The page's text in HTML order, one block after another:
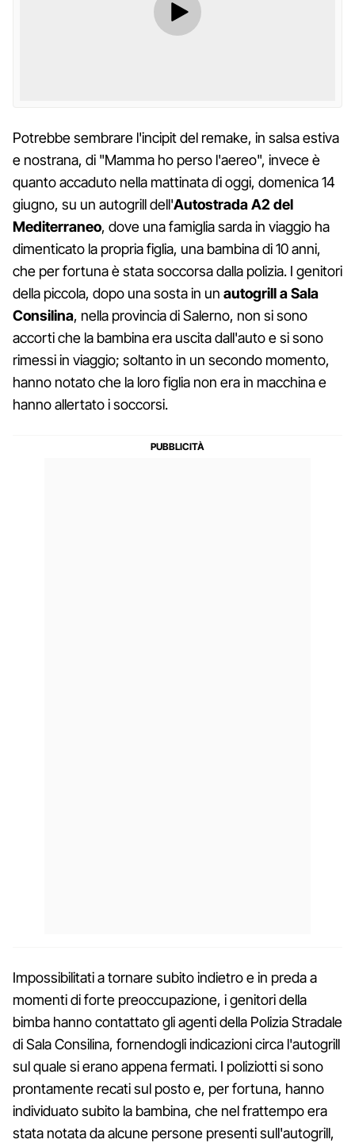
Potrebbe sembrare l'incipit del remake, in salsa estiva
e nostrana, di "Mamma ho perso l'aereo", invece è
quanto accaduto nella mattinata di oggi, domenica 14
giugno, su un autogrill dell'Autostrada A2 del
Mediterraneo, dove una famiglia sarda in viaggio ha
dimenticato la propria figlia, una bambina di 10 anni,
che per fortuna è stata soccorsa dalla polizia. I genitori
della piccola, dopo una sosta in un autogrill a Sala
Consilina, nella provincia di Salerno, non si sono
accorti che la bambina era uscita dall'auto e si sono
rimessi in viaggio; soltanto in un secondo momento,
hanno notato che la loro figlia non era in macchina e
hanno allertato i soccorsi.
Impossibilitati a tornare subito indietro e in preda a
momenti di forte preoccupazione, i genitori della
bimba hanno contattato gli agenti della Polizia Stradale
di Sala Consilina, fornendogli indicazioni circa l'autogrill
sul quale si erano appena fermati. I poliziotti si sono
prontamente recati sul posto e, per fortuna, hanno
individuato subito la bambina, che nel frattempo era
stata notata da alcune persone presenti sull'autogrill,